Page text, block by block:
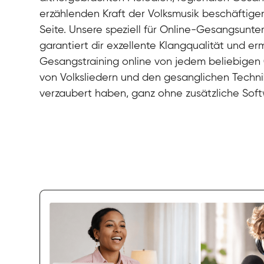
erzählenden Kraft der Volksmusik
Seite. Unsere speziell für Online-
garantiert dir exzellente Klangqualität und
Gesangstraining online von jedem beliebigen
von Volksliedern und den gesanglichen
verzaubert haben, ganz ohne zusätzliche